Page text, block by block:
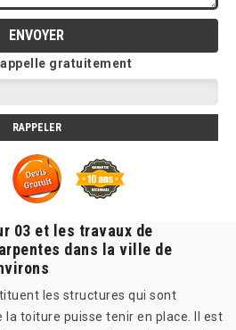
gratuitement
03 et les travaux de
dans la ville de
les structures qui sont
la toiture puisse tenir en place. Il est